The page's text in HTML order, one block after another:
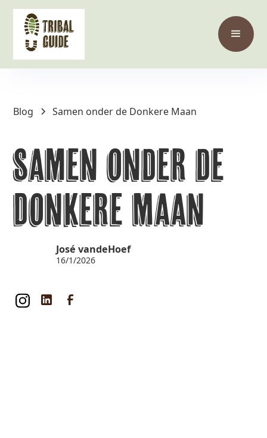
Blog Samen onder de Donkere Maan
Samen onder de
Donkere Maan
José vandeHoef
16/1/2026